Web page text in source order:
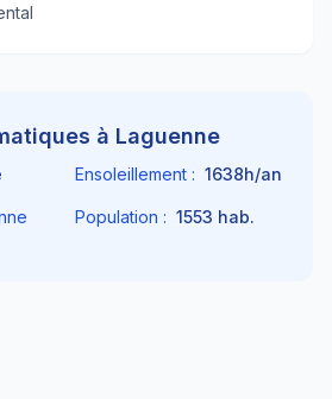
à Laguenne
Ensoleillement : 1638h/an
Population : 1553 hab.